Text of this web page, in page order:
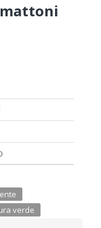
verde